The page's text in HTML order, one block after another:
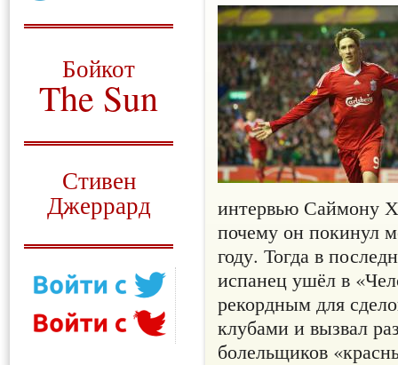
Бойкот
The Sun
Стивен
Джеррард
интервью Саймону
почему он покинул
году. Тогда в
испанец ушёл в
рекордным для
клубами и вызвал
болельщиков